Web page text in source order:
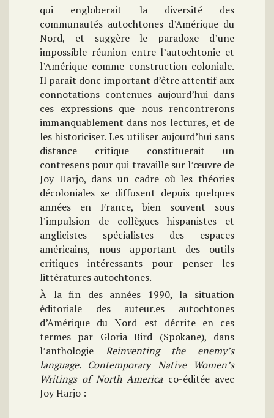
qui engloberait la diversité des
communautés autochtones d’Amérique du
Nord, et suggère le paradoxe d’une
impossible réunion entre l’autochtonie et
l’Amérique comme construction coloniale.
Il paraît donc important d’être attentif aux
connotations contenues aujourd’hui dans
ces expressions que nous rencontrerons
immanquablement dans nos lectures, et de
les historiciser. Les utiliser aujourd’hui sans
distance critique constituerait un
contresens pour qui travaille sur l’œuvre de
Joy Harjo, dans un cadre où les théories
décoloniales se diffusent depuis quelques
années en France, bien souvent sous
l’impulsion de collègues hispanistes et
anglicistes spécialistes des espaces
américains, nous apportant des outils
critiques intéressants pour penser les
littératures autochtones.
À la fin des années 1990, la situation
éditoriale des auteur.es autochtones
d’Amérique du Nord est décrite en ces
termes par Gloria Bird (Spokane), dans
l’anthologie Reinventing the enemy’s
language. Contemporary Native Women’s
Writings of North Americaco-éditée avec
Joy Harjo :